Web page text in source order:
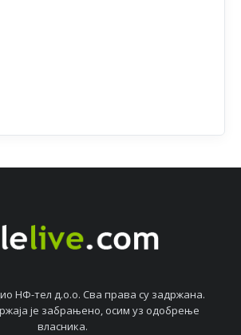
НФ-тeл д.о.о. Сва права су задржана.
јe забрањeно, осим уз одобрeњe
власника.